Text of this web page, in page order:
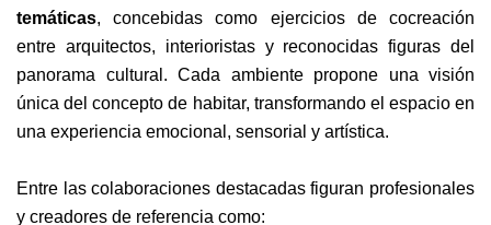
temáticas, concebidas como ejercicios de cocreación
entre arquitectos, interioristas y reconocidas figuras del
panorama cultural. Cada ambiente propone una visión
única del concepto de habitar, transformando el espacio en
una experiencia emocional, sensorial y artística.
Entre las colaboraciones destacadas figuran profesionales
y creadores de referencia como: